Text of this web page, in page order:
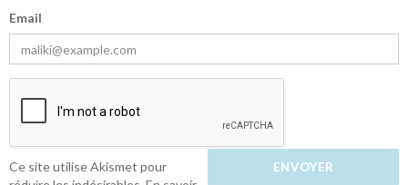
Email
Ce site utilise Akismet pour